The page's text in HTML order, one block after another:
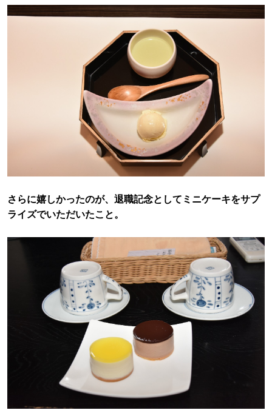
さらに嬉しかったのが、退職記念としてミニケーキをサプ
ライズでいただいたこと。